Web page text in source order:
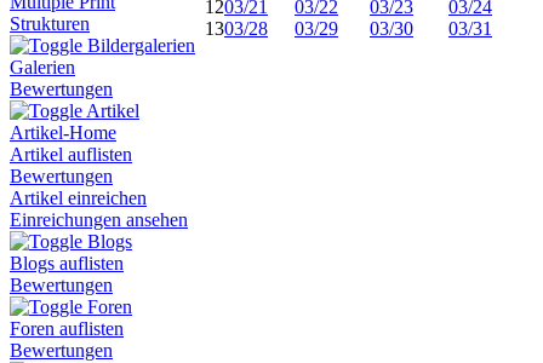
Strukturen
Bildergalerien
Galerien
Bewertungen
Artikel
Artikel-Home
Artikel auflisten
Bewertungen
Artikel einreichen
Einreichungen ansehen
Blogs
Blogs auflisten
Bewertungen
Foren
Foren auflisten
Bewertungen
1203/21 03/22 03/23
03/24
1303/28 03/29 03/30 03/31